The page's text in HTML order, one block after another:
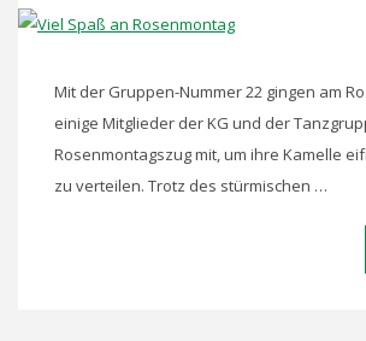
Mit der Gruppen-Nummer 22 gingen am
einige Mitglieder der KG und der
Rosenmontagszug mit, um ihre Kamelle
zu verteilen. Trotz des stürmischen …